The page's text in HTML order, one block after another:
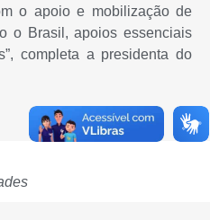
o apoio e mobilização de
o Brasil, apoios essenciais
completa a presidenta do